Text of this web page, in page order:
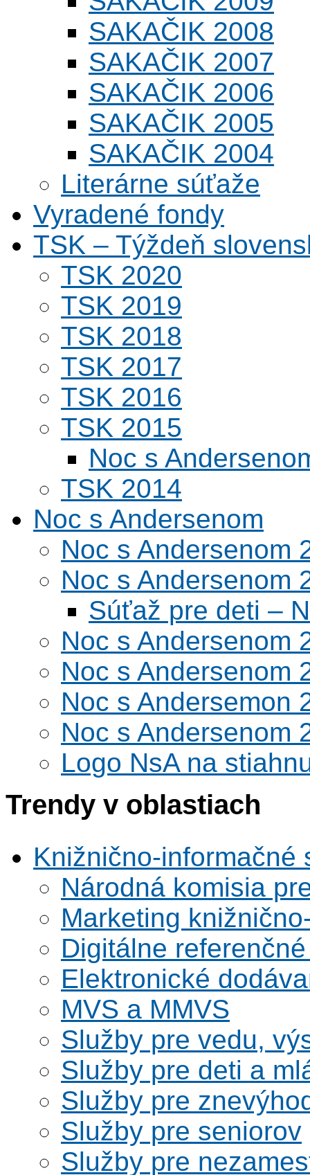
SAKAČIK 2008
SAKAČIK 2007
SAKAČIK 2006
SAKAČIK 2005
SAKAČIK 2004
Literárne súťaže
Vyradené fondy
TSK – Týždeň
TSK 2020
TSK 2019
TSK 2018
TSK 2017
TSK 2016
TSK 2015
Noc s
TSK 2014
Noc s Andersenom
Noc s Andersenom
Noc s Andersenom
Súťaž pre deti –
Noc s Andersenom
Noc s Andersenom
Noc s Andersemon
Noc s Andersenom
Logo NsA na
Trendy v oblastiach
Knižnično-informačné
Národná komisia
Marketing
Digitálne
Elektronické
MVS a MMVS
Služby pre vedu,
Služby pre deti a
Služby pre
Služby pre seniorov
Služby pre